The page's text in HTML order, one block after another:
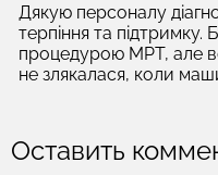
Дякую персоналу
терпіння та
процедурою МРТ, але
не злякалася, коли
Оставить